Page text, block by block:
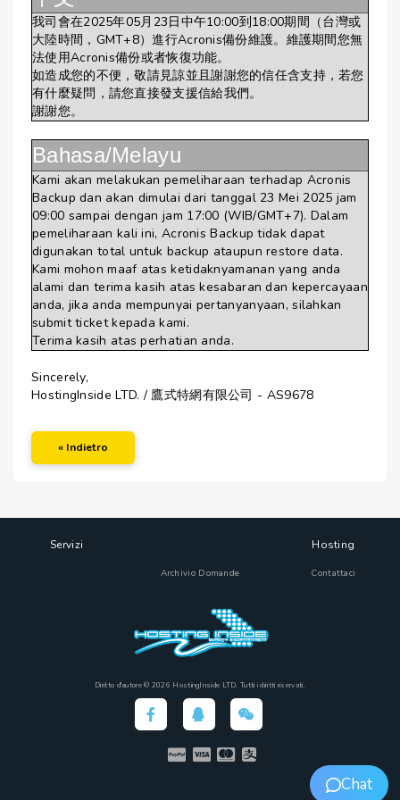
我司會在2025年05月23日中午10:00到18:00期間（台灣或
大陸時間，GMT+8）進行Acronis備份維護。維護期間您無
法使用Acronis備份或者恢復功能。
如造成您的不便，敬請見諒並且謝謝您的信任含支持，若您
有什麼疑問，請您直接發支援信給我們。
謝謝您。
Bahasa/Melayu
Kami akan melakukan pemeliharaan terhadap Acronis
Backup dan akan dimulai dari tanggal 23 Mei 2025 jam
09:00 sampai dengan jam 17:00 (WIB/GMT+7). Dalam
pemeliharaan kali ini, Acronis Backup tidak dapat
digunakan total untuk backup ataupun restore data.
Kami mohon maaf atas ketidaknyamanan yang anda
alami dan terima kasih atas kesabaran dan kepercayaan
anda, jika anda mempunyai pertanyanyaan, silahkan
submit ticket kepada kami.
Terima kasih atas perhatian anda.
Sincerely,
HostingInside LTD. / 鷹式特網有限公司 - AS9678
« Indietro
Servizi
Archivio Domande
Hosting
Contattaci
Diritto d'autore © 2026 HostingInside LTD. Tutti i diritti riservati.
Chat